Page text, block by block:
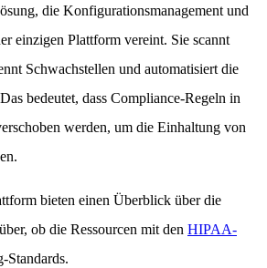
die Konfigurationsmanagement und
einzigen Plattform vereint. Sie scannt
Schwachstellen und automatisiert die
bedeutet, dass Compliance-Regeln in
werden, um die Einhaltung von
bieten einen Überblick über die
ob die Ressourcen mit den HIPAA-
Standards.